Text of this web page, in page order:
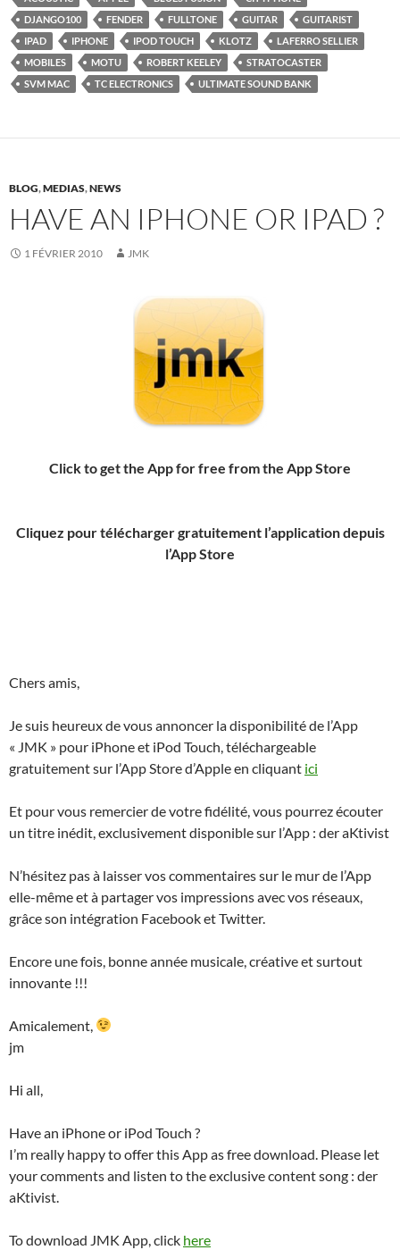
DJANGO100
FENDER FULLTONE GUITAR
GUITARIST
IPAD
IPHONE IPOD TOUCH KLOTZ
LAFERRO SELLIER
MOBILES
MOTU ROBERT KEELEY
STRATOCASTER
SVM MAC
TC ELECTRONICS ULTIMATE SOUND BANK
BLOG,MEDIAS,NEWS
HAVE AN IPHONE OR IPAD ?
1 FÉVRIER 2010 JMK
Click to get the App for free from the App Store
Cliquez pour télécharger gratuitement l’application depuis
l’App Store
Chers amis,
Je suis heureux de vous annoncer la disponibilité de l’App
« JMK » pour iPhone et iPod Touch, téléchargeable
gratuitement sur l’App Store d’Apple en cliquant ici
Et pour vous remercier de votre fidélité, vous pourrez écouter
un titre inédit, exclusivement disponible sur l’App : der aKtivist
N’hésitez pas à laisser vos commentaires sur le mur de l’App
elle-même et à partager vos impressions avec vos réseaux,
grâce son intégration Facebook et Twitter.
Encore une fois, bonne année musicale, créative et surtout
innovante !!!
Amicalement,
jm
Hi all,
Have an iPhone or iPod Touch ?
I’m really happy to offer this App as free download. Please let
your comments and listen to the exclusive content song : der
aKtivist.
To download JMK App, click here